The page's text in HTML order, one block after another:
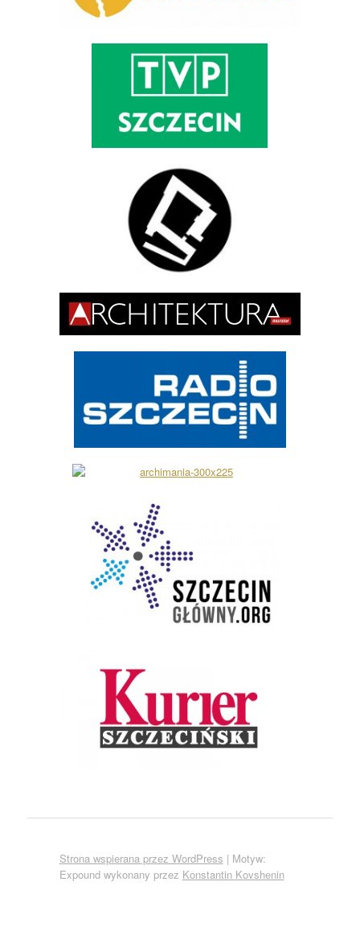
Strona wspierana przez WordPress | Motyw:
Expound wykonany przez Konstantin Kovshenin